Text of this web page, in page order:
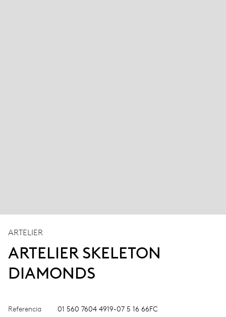
ARTELIER
ARTELIER SKELETON
DIAMONDS
Referencia 01 560 7604 4919-07 5 16 66FC